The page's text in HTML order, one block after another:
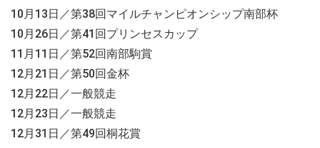
10月13日／第38回マイルチャンピオンシップ南部杯
10月26日／第41回プリンセスカップ
11月11日／第52回南部駒賞
12月21日／第50回金杯
12月22日／一般競走
12月23日／一般競走
12月31日／第49回桐花賞